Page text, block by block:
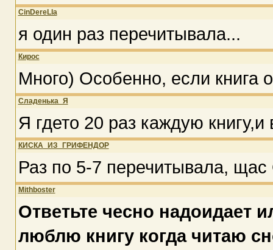
CinDereLla
я один раз перечитывала...
Кирос
Много) Особенно, если книга
Сладенька_Я
Я гдето 20 раз каждую
КИСКА_ИЗ_ГРИФЕНДОР
Раз по 5-7 перечитывала,
Mithboster
Ответьте чесно надоидает
люблю книгу когда читаю